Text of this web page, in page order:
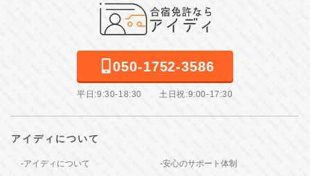
050-1752-3586
平日:9:30-18:30 土日祝:9:00-17:30
アイディについて
-アイディについて -安心のサポート体制